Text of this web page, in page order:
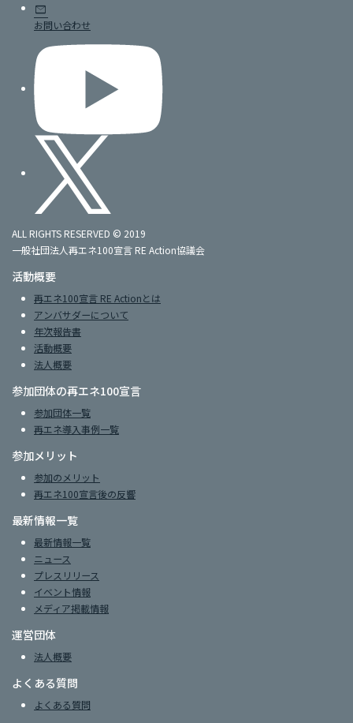
mail
お問い合わせ
ALL RIGHTS RESERVED © 2019
一般社団法人再エネ100宣言 RE Action協議会
活動概要
再エネ100宣言 RE Actionとは
アンバサダーについて
年次報告書
活動概要
法人概要
参加団体の再エネ100宣言
参加団体一覧
再エネ導入事例一覧
参加メリット
参加のメリット
再エネ100宣言後の反響
最新情報一覧
最新情報一覧
ニュース
プレスリリース
イベント情報
メディア掲載情報
運営団体
法人概要
よくある質問
よくある質問